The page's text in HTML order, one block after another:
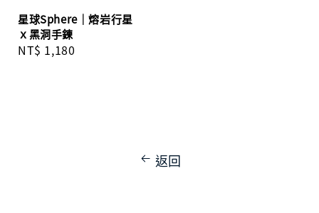
星球Sphere｜熔岩行星
ｘ黑洞手鍊
Regular
NT$ 1,180
返回